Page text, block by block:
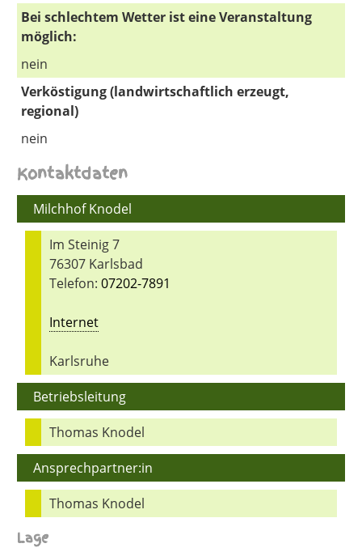
Bei schlechtem Wetter ist eine Veranstaltung
möglich:
nein
Verköstigung (landwirtschaftlich erzeugt,
regional)
nein
Kontaktdaten
Milchhof Knodel
Im Steinig 7
76307 Karlsbad
Telefon:07202-7891
Internet
Karlsruhe
Betriebsleitung
Thomas Knodel
Ansprechpartner:in
Thomas Knodel
Lage